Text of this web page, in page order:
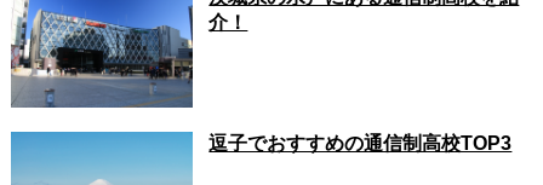
介！
逗子でおすすめの通信制高校TOP3